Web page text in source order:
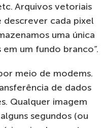
Arquivos vetoriais
descrever cada pixel
uma única
um fundo branco”.
meio de modems.
de dados
Qualquer imagem
segundos (ou